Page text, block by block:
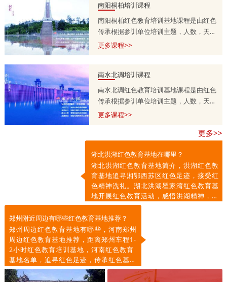
13303715399.
南阳桐柏培训课程
南阳桐柏红色教育培训基地课程是由红色
传承根据参训单位培训主题，人数，天
数，预算等量身定制的，培训课程方案分
13303715399.
更多课程>>
南水北调培训课程
南水北调红色教育培训基地课程是由红色
传承根据参训单位培训主题，人数，天
数，预算等量身定制的，培训课程方案分
更多课程>>
更多>>
湖北洪湖红色教育基地在哪里？
湖北洪湖红色教育基地简介，洪湖红色教
育基地追寻湘鄂西苏区红色足迹，接受红
色精神洗礼。湖北洪湖瞿家湾红色教育基
地开展红色教育活动，感悟洪湖精神，传
承红色基因，凝聚奋进力量。
郑州附近周边有哪些红色教育基地推荐？
郑州周边红色教育基地有哪些，河南郑州
周边红色教育基地推荐，距离郑州车程1-
2小时红色教育培训基地，河南红色教育
基地名单，追寻红色足迹，传承红色基
因，弘扬红色精神。